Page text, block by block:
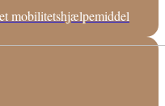
mobilitetshjælpemiddel